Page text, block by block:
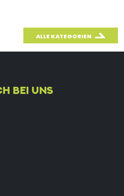
ALLE KATEGORIEN
BEI UNS